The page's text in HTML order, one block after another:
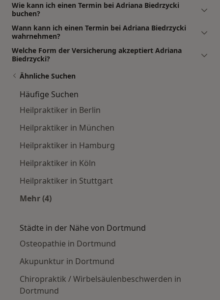
Wie kann ich einen Termin bei Adriana Biedrzycki
buchen?
Wann kann ich einen Termin bei Adriana Biedrzycki
wahrnehmen?
Welche Form der Versicherung akzeptiert Adriana
Biedrzycki?
Ähnliche Suchen
Häufige Suchen
Heilpraktiker in Berlin
Heilpraktiker in München
Heilpraktiker in Hamburg
Heilpraktiker in Köln
Heilpraktiker in Stuttgart
Mehr (4)
Städte in der Nähe von Dortmund
Osteopathie in Dortmund
Akupunktur in Dortmund
Chiropraktik / Wirbelsäulenbeschwerden in
Dortmund